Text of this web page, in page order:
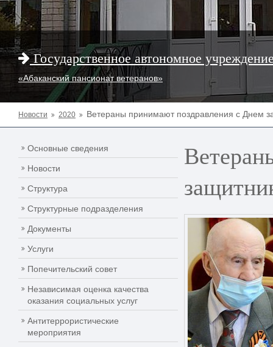
Государственное автономное
«Абаканский пансионат ветеранов»
Новости 2020 Ветераны принимают поздравления с Днем
Основные сведения
Новости
Структура
Структурные подразделения
Документы
Услуги
Попечительский совет
Независимая оценка качества
оказания социальных услуг
Антитеррористические
мероприятия